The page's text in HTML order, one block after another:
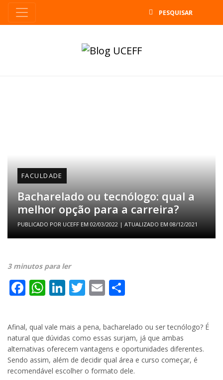
FACULDADE
Bacharelado ou tecnólogo: qual a
melhor opção para a carreira?
PUBLICADO POR UCEFF EM 02/03/2022 | ATUALIZADO EM 08/12/2021
3 minutos para ler
Facebook
WhatsApp
LinkedIn
Twitter
Email
Afinal, qual vale mais a pena, bacharelado ou ser tecnólogo? É
natural que dúvidas como essas surjam, já que ambas
alternativas oferecem vantagens e oportunidades diferentes.
Sendo assim, além de decidir qual área e curso começar, é
recomendável escolher o formato dele.